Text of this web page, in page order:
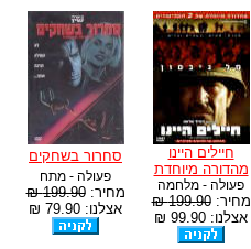
חיילים היינו
מהדורה מיוחדת
פעולה - מלחמה
מחיר:199.90 ₪
אצלנו: 99.90 ₪
סחרור בשחקים
פעולה - מתח
מחיר:199.90 ₪
אצלנו: 79.90 ₪